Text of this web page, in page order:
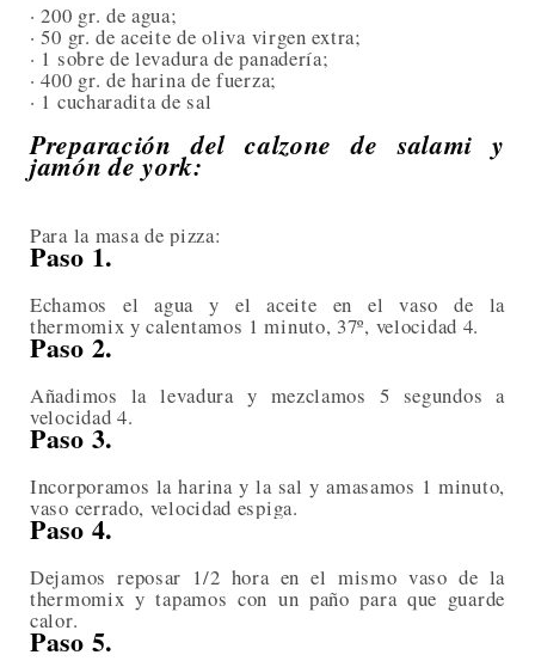
· 200 gr. de agua;
· 50 gr. de aceite de oliva virgen extra;
· 1 sobre de levadura de panadería;
· 400 gr. de harina de fuerza;
· 1 cucharadita de sal
Preparación del calzone de salami y
jamón de york:
Para la masa de pizza:
Paso 1.
Echamos el agua y el aceite en el vaso de la
thermomix y calentamos 1 minuto, 37º, velocidad 4.
Paso 2.
Añadimos la levadura y mezclamos 5 segundos a
velocidad 4.
Paso 3.
Incorporamos la harina y la sal y amasamos 1 minuto,
vaso cerrado, velocidad espiga.
Paso 4.
Dejamos reposar 1/2 hora en el mismo vaso de la
thermomix y tapamos con un paño para que guarde
calor.
Paso 5.